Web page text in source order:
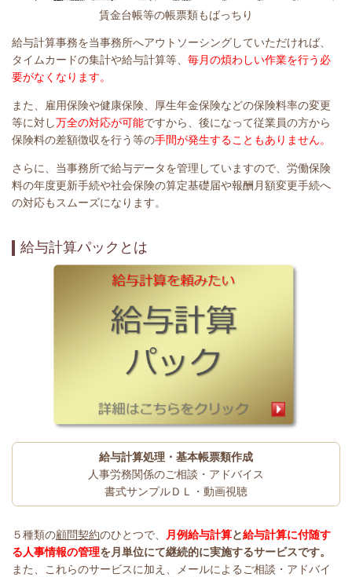
賃金台帳等の帳票類もばっちり
給与計算事務を当事務所へアウトソーシングしていただければ、
タイムカードの集計や給与計算等、 毎月の煩わしい作業を行う必
要がなくなります。
また、雇用保険や健康保険、厚生年金保険などの保険料率の変更
等に対し万全の対応が可能ですから、後になって従業員の方から
保険料の差額徴収を行う等の手間が発生することもありません。
さらに、当事務所で給与データを管理していますので、労働保険
料の年度更新手続や社会保険の算定基礎届や報酬月額変更手続へ
の対応もスムーズになります。
給与計算パックとは
給与計算処理・基本帳票類作成
人事労務関係のご相談・アドバイス
書式サンプルＤＬ・動画視聴
５種類の顧問契約のひとつで、 月例給与計算と給与計算に付随す
る人事情報の管理を月単位にて継続的に実施するサービスです。
また、これらのサービスに加え、メールによるご相談・アドバイ